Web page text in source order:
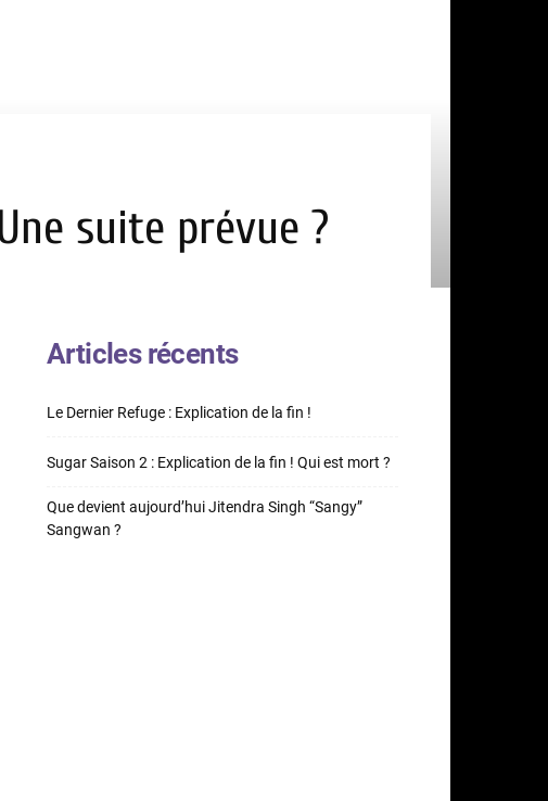
suite prévue ?
Articles récents
Le Dernier Refuge : Explication de la fin !
Sugar Saison 2 : Explication de la fin ! Qui est mort ?
Que devient aujourd’hui Jitendra Singh “Sangy”
Sangwan ?